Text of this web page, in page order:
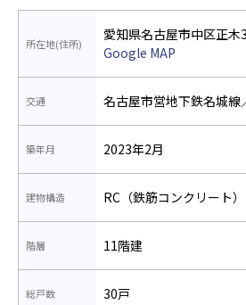
所在地(住所)
愛知県名古屋市中区正木
Google MAP
交通 名古屋市営地下鉄名城線
築年月 2023年2月
建物構造 RC（鉄筋コンクリート）
階層 11階建
総戸数 30戸